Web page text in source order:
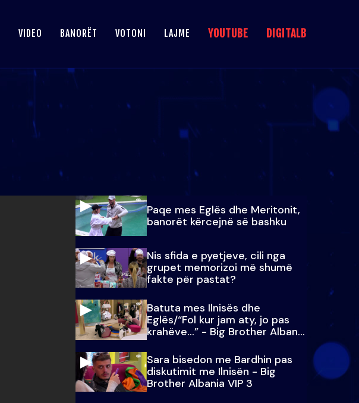
VIDEO BANORËT VOTONI LAJME YOUTUBE DIGITALB
Paqe mes Eglës dhe Meritonit,
banorët kërcejnë së bashku
Nis sfida e pyetjeve, cili nga
grupet memorizoi më shumë
fakte për pastat?
Batuta mes Ilnisës dhe
Eglës/“Fol kur jam aty, jo pas
krahëve…” - Big Brother Albania
VIP 3
Sara bisedon me Bardhin pas
diskutimit me Ilnisën - Big
Brother Albania VIP 3